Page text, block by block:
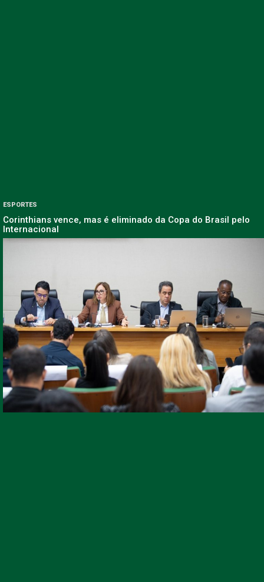
ESPORTES
Corinthians vence, mas é eliminado da Copa do Brasil pelo
Internacional